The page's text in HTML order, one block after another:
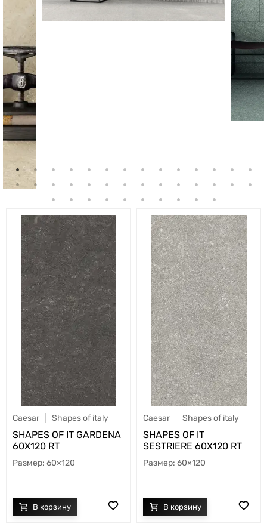
Caesar Shapes of italy
SHAPES OF IT GARDENA
60X120 RT
60×120
Caesar Shapes of italy
SHAPES OF IT
SESTRIERE 60X120 RT
60×120